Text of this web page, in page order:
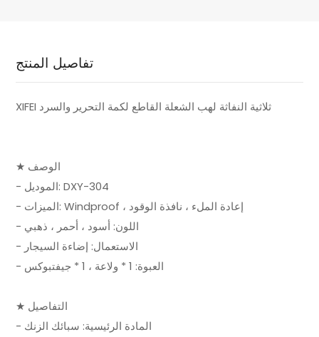
تفاصيل المنتج
XIFEI ثلاثية النفاثة لهب الشعلة القاطع لكمة التحرير والسرد
★ الوصف
- الموديل: DXY-304
- الميزات: Windproof ، إعادة الملء ، نافذة الوقود
- اللون: أسود ، أحمر ، ذهبي
- الاستعمال: إضاءة السيجار
- العبوة: 1 * ولاعة ، 1 * جيفتبوكس
★ التفاصيل
- المادة الرئيسية: سبائك الزنك